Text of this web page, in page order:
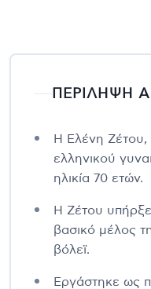
ΠΕΡΙΛΗΨΗ
Η Ελένη
ελληνικού
ηλικία 70 ετών.
Η Ζέτου
βασικό μέλος
βόλεϊ.
Εργάστηκε ως